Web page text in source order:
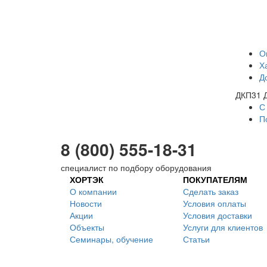
ДКП31
С
8 (800) 555-18-31
специалист по подбору оборудования
ХОРТЭК
О компании
Новости
Акции
Объекты
Семинары, обучение
ПОКУПАТЕЛЯМ
Сделать заказ
Условия оплаты
Условия доставки
Услуги для клиентов
Статьи